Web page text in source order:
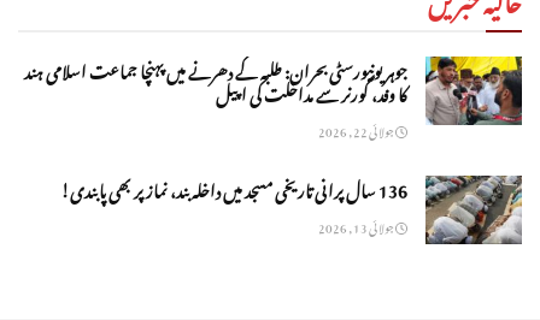
جوہر یونیورسٹی بحران: طلبہ کے دھرنے میں پہنچا جماعت اسلامی ہند
کا وفد، گورنر سے مداخلت کی اپیل
جولائی 22, 2026
136 سال پرانی تاریخی مسجد میں داخلہ بند، نماز پر بھی پابندی!
جولائی 13, 2026